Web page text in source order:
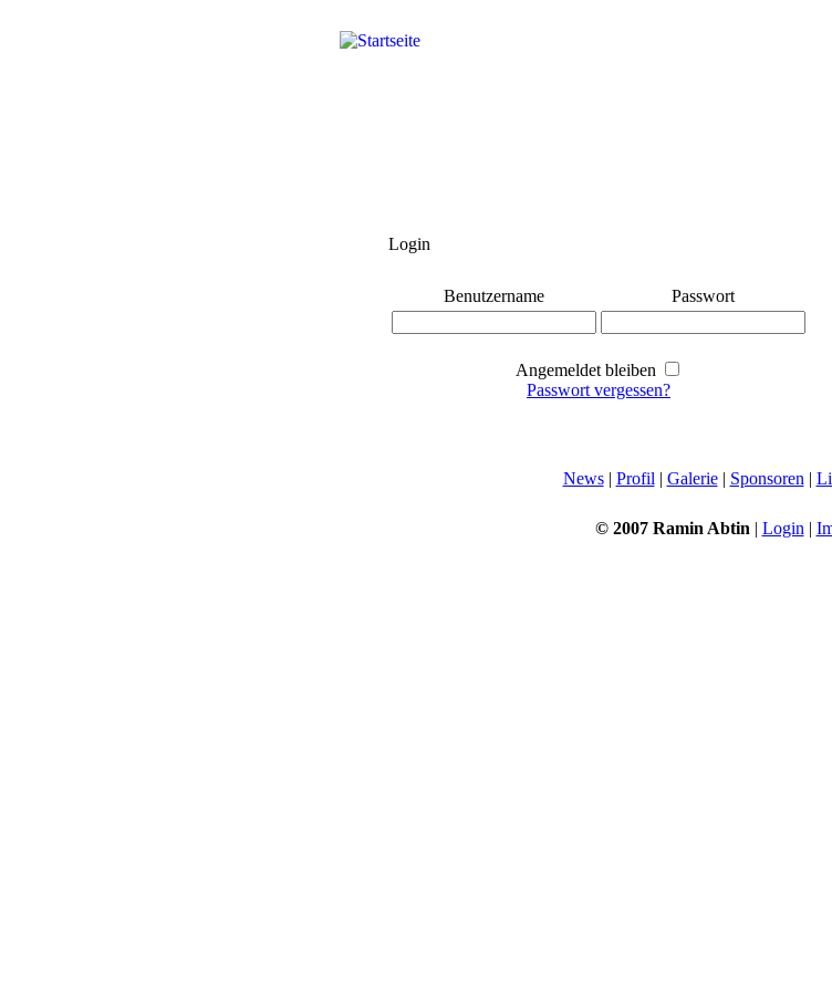
Login
Benutzername Passwort
Angemeldet bleiben
Passwort vergessen?
News| Profil | Galerie| Sponsoren |
© 2007 Ramin Abtin | Login |